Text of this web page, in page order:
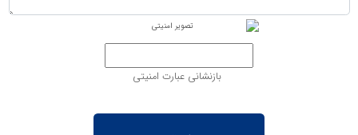
بازنشانی عبارت امنیتی